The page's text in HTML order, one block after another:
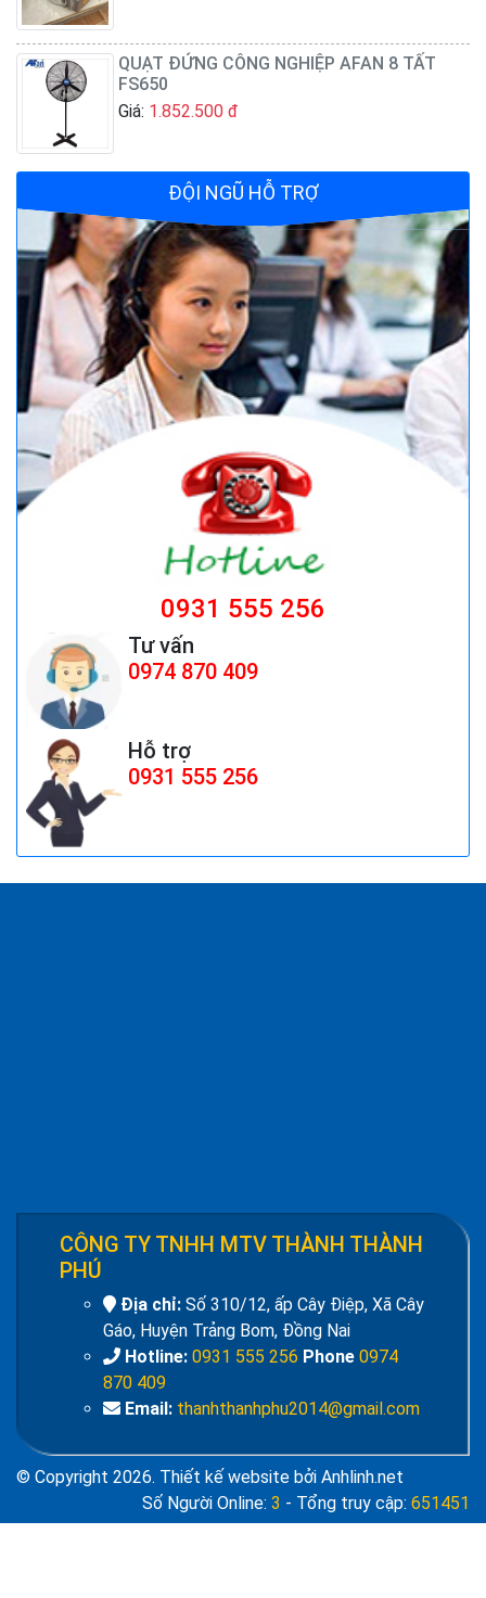
QUẠT ĐỨNG CÔNG NGHIỆP AFAN 8 TẤT
FS650
Giá:1.852.500 đ
Công tắc bàn đạp push on push off cfs-
101, cfs-105
Giá:Liên hệ
Đồng hồ đo dòng điện - Panel Meter SEC-
80
Giá:Liên hệ
Quạt đứng công nghiệp AFAN 7 tất FS650
Giá:1.720.500 đ
Bộ điều khiển nguồn Fotek TSC-340
Liên hệ
ĐỘI NGŨ HỖ TRỢ
0931 555 256
Tư vấn
0974 870 409
Hỗ trợ
0931 555 256
CÔNG TY TNHH MTV THÀNH THÀNH
PHÚ
Địa chỉ: Số 310/12, ấp Cây Điệp, Xã Cây
Gáo, Huyện Trảng Bom, Đồng Nai
Hotline: 0931 555 256 Phone 0974
870 409
Email: thanhthanhphu2014@gmail.com
© Copyright 2026. Thiết kế website bởi Anhlinh.net
Số Người Online: 3 - Tổng truy cập: 651451